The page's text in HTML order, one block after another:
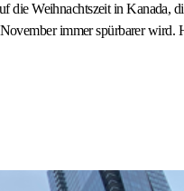
die Weihnachtszeit in Kanada,
immer spürbarer wird.